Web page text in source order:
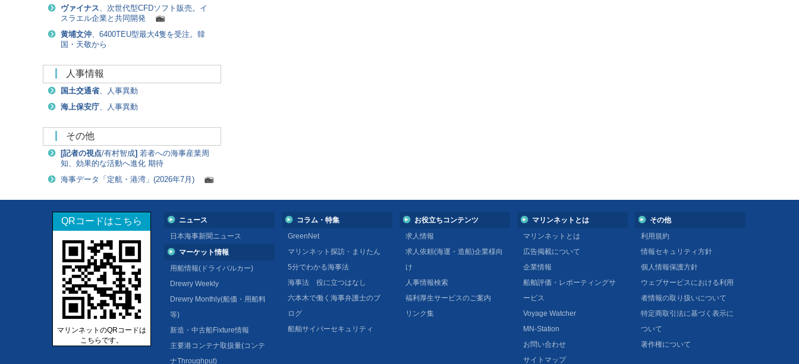
ヴァイナス 、次世代型CFDソフト販売。イ
スラエル企業と共同開発
黄埔文沖 、6400TEU型最大4隻を受注。韓
国・天敬から
人事情報
国土交通省、人事異動
海上保安庁 、人事異動
その他
[記者の視点/有村智成] 若者への海事産業周
知、効果的な活動へ進化 期待
海事データ「定航・港湾」(2026年7月)
QRコードはこちら
マリンネットのQRコードは
こちらです。
ニュース
日本海事新聞ニュース
マーケット情報
用船情報(ドライバルカー)
Drewry Weekly
Drewry Monthly(船価・用船料
等)
新造・中古船Fixture情報
主要港コンテナ取扱量(コンテ
ナThroughput)
コラム・特集
GreenNet
マリンネット探訪・まりたん
5分でわかる海事法
海事法 役に立つはなし
六本木で働く海事弁護士のブ
ログ
船舶サイバーセキュリティ
お役立ちコンテンツ
求人情報
求人依頼(海運・造船)企業様向
け
人事情報検索
福利厚生サービスのご案内
リンク集
マリンネットとは
マリンネットとは
広告掲載について
企業情報
船舶評価・レポーティングサ
ービス
Voyage Watcher
MN-Station
お問い合わせ
サイトマップ
その他
利用規約
情報セキュリティ方針
個人情報保護方針
ウェブサービスにおける利用
者情報の取り扱いについて
特定商取引法に基づく表示に
ついて
著作権について